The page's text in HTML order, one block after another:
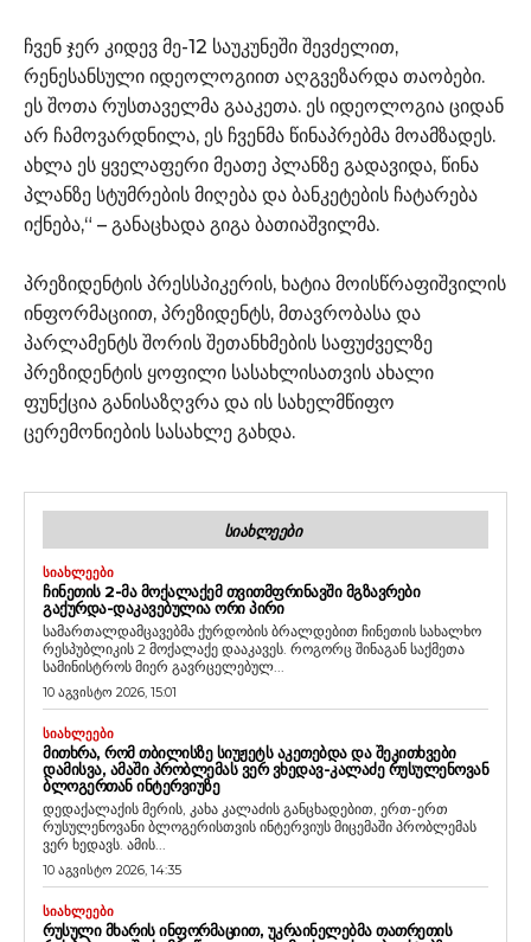
ჩვენ ჯერ კიდევ მე-12 საუკუნეში შევძელით,
რენესანსული იდეოლოგიით აღგვეზარდა თაობები.
ეს შოთა რუსთაველმა გააკეთა. ეს იდეოლოგია ციდან
არ ჩამოვარდნილა, ეს ჩვენმა წინაპრებმა მოამზადეს.
ახლა ეს ყველაფერი მეათე პლანზე გადავიდა, წინა
პლანზე სტუმრების მიღება და ბანკეტების ჩატარება
იქნება,“ – განაცხადა გიგა ბათიაშვილმა.
პრეზიდენტის პრესსპიკერის, ხატია მოისწრაფიშვილის
ინფორმაციით, პრეზიდენტს, მთავრობასა და
პარლამენტს შორის შეთანხმების საფუძველზე
პრეზიდენტის ყოფილი სასახლისათვის ახალი
ფუნქცია განისაზღვრა და ის სახელმწიფო
ცერემონიების სასახლე გახდა.
ᲡᲘᲐᲮᲚᲔᲔᲑᲘ
ᲡᲘᲐᲮᲚᲔᲔᲑᲘ
ᲩᲘᲜᲔᲗᲘᲡ 2-ᲛᲐ ᲛᲝᲥᲐᲚᲐᲥᲔᲛ ᲗᲕᲘᲗᲛᲤᲠᲘᲜᲐᲕᲨᲘ ᲛᲒᲖᲐᲕᲠᲔᲑᲘ
ᲒᲐᲥᲣᲠᲓᲐ-ᲓᲐᲙᲐᲕᲔᲑᲣᲚᲘᲐ ᲝᲠᲘ ᲞᲘᲠᲘ
სამართალდამცავებმა ქურდობის ბრალდებით ჩინეთის სახალხო
რესპუბლიკის 2 მოქალაქე დააკავეს. როგორც შინაგან საქმეთა
სამინისტროს მიერ გავრცელებულ...
10 აგვისტო 2026, 15:01
ᲡᲘᲐᲮᲚᲔᲔᲑᲘ
ᲛᲘᲗᲮᲠᲐ, ᲠᲝᲛ ᲗᲑᲘᲚᲘᲡᲖᲔ ᲡᲘᲣᲟᲔᲢᲡ ᲐᲙᲔᲗᲔᲑᲓᲐ ᲓᲐ ᲨᲔᲙᲘᲗᲮᲕᲔᲑᲘ
ᲓᲐᲛᲘᲡᲕᲐ, ᲐᲛᲐᲨᲘ ᲞᲠᲝᲑᲚᲔᲛᲐᲡ ᲕᲔᲠ ᲕᲮᲔᲓᲐᲕ-ᲙᲐᲚᲐᲫᲔ ᲠᲣᲡᲣᲚᲔᲜᲝᲕᲐᲜ
ᲑᲚᲝᲒᲔᲠᲗᲐᲜ ᲘᲜᲢᲔᲠᲕᲘᲣᲖᲔ
დედაქალაქის მერის, კახა კალაძის განცხადებით, ერთ-ერთ
რუსულენოვანი ბლოგერისთვის ინტერვიუს მიცემაში პრობლემას
ვერ ხედავს. ამის...
10 აგვისტო 2026, 14:35
ᲡᲘᲐᲮᲚᲔᲔᲑᲘ
ᲠᲣᲡᲣᲚᲘ ᲛᲮᲐᲠᲘᲡ ᲘᲜᲤᲝᲠᲛᲐᲪᲘᲘᲗ, ᲣᲙᲠᲐᲘᲜᲔᲚᲔᲑᲛᲐ ᲗᲐᲗᲠᲔᲗᲘᲡ